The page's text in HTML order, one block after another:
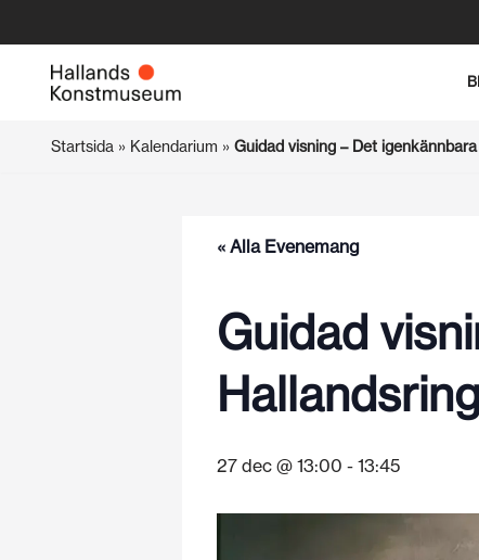
Hoppa
Startsida » Kalendarium » Guidad visning – Det
« Alla Evenemang
Guidad
27 dec @ 13:00 - 13:45